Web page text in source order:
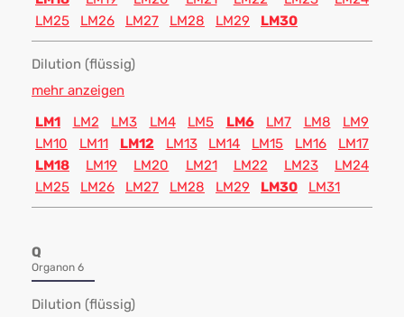
LM25
LM26 LM27 LM28 LM29 LM30
Dilution (flüssig)
mehr anzeigen
LM1
LM2 LM3 LM4 LM5 LM6 LM7 LM8
LM9
LM10
LM11 LM12 LM13 LM14 LM15 LM16
LM17
LM18
LM19 LM20 LM21 LM22 LM23
LM24
LM25
LM26 LM27 LM28 LM29 LM30 LM31
Q
Organon 6
Dilution (flüssig)